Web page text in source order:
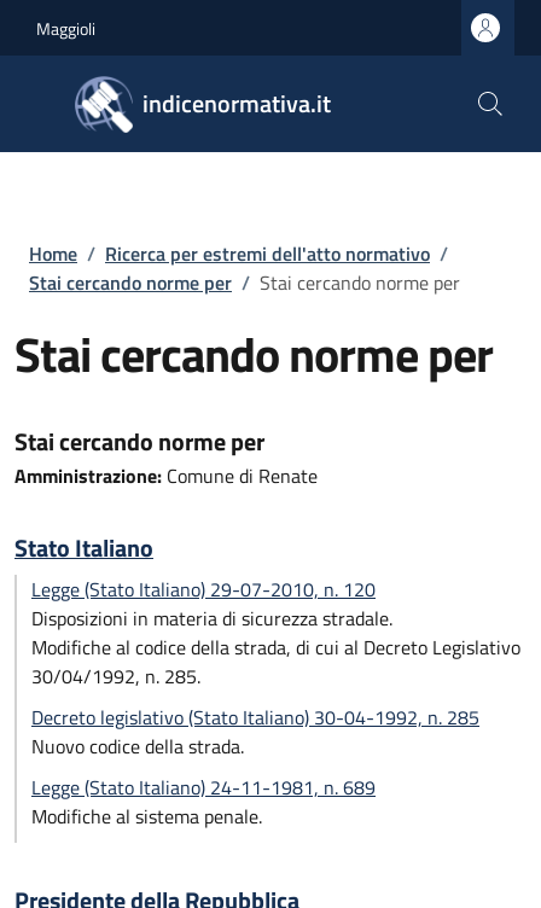
Maggioli
indicenormativa.it
Briciole di pane
Home / Ricerca per estremi dell'atto normativo /
Stai cercando norme per / Stai cercando norme per
Stai cercando norme per
Stai cercando norme per
Amministrazione: Comune di Renate
Stato Italiano
Legge (Stato Italiano) 29-07-2010, n. 120
Disposizioni in materia di sicurezza stradale.
Modifiche al codice della strada, di cui al Decreto Legislativo
30/04/1992, n. 285.
Decreto legislativo (Stato Italiano) 30-04-1992, n. 285
Nuovo codice della strada.
Legge (Stato Italiano) 24-11-1981, n. 689
Modifiche al sistema penale.
Presidente della Repubblica